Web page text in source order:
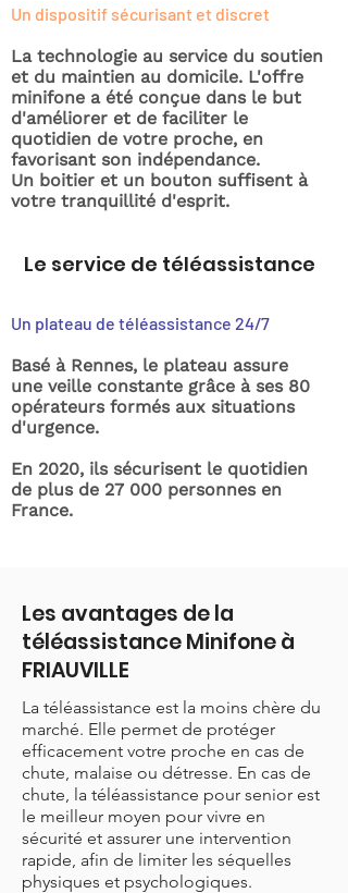
Un dispositif sécurisant et discret
La technologie au service du soutien
et du maintien au domicile. L'offre
minifone a été conçue dans le but
d'améliorer et de faciliter le
quotidien de votre proche, en
favorisant son indépendance.
Un boitier et un bouton suffisent à
votre tranquillité d'esprit.
Le service de téléassistance
Un plateau de téléassistance 24/7
Basé à Rennes, le plateau assure
une veille constante grâce à ses 80
opérateurs formés aux situations
d'urgence.
En 2020, ils sécurisent le quotidien
de plus de 27 000 personnes en
France.
Les avantages de la
téléassistance Minifone à
FRIAUVILLE
La téléassistance est la moins chère du
marché. Elle permet de protéger
efficacement votre proche en cas de
chute, malaise ou détresse. En cas de
chute, la téléassistance pour senior est
le meilleur moyen pour vivre en
sécurité et assurer une intervention
rapide, afin de limiter les séquelles
physiques et psychologiques.